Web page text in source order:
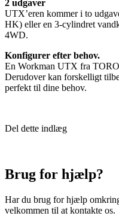
2 udgaver
UTX’eren kommer i to
HK) eller en 3-cylindret
4WD.
Konfigurer efter behov.
En Workman UTX fra
Derudover kan forskelligt
perfekt til dine behov.
Del dette indlæg
Brug for hjælp?
Har du brug for hjælp
velkommen til at kontakte os.